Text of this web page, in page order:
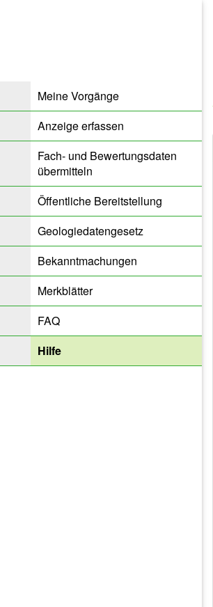
Meine Vorgänge
Anzeige erfassen
Fach- und Bewertungsdaten
übermitteln
Öffentliche Bereitstellung
Geologiedatengesetz
Bekanntmachungen
Merkblätter
FAQ
Hilfe